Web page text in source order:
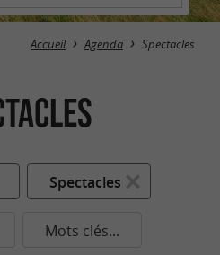
Accueil Agenda Spectacles
Spectacles
Mots clés...